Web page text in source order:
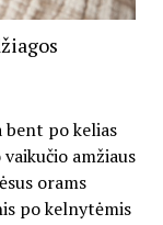
bent po kelias
amžiaus
orams
po kelnytėmis